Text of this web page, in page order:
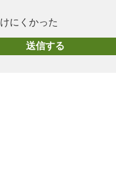
にくかった